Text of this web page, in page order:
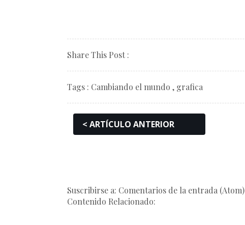
Share This Post :
Tags : Cambiando el mundo , grafica
< ARTÍCULO ANTERIOR
Suscribirse a: Comentarios de la entrada (Atom)
Contenido Relacionado: